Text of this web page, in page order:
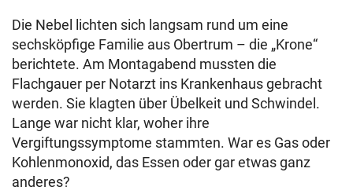
Die Nebel lichten sich langsam rund um eine
sechsköpfige Familie aus Obertrum – die „Krone“
berichtete. Am Montagabend mussten die
Flachgauer per Notarzt ins Krankenhaus gebracht
werden. Sie klagten über Übelkeit und Schwindel.
Lange war nicht klar, woher ihre
Vergiftungssymptome stammten. War es Gas oder
Kohlenmonoxid, das Essen oder gar etwas ganz
anderes?